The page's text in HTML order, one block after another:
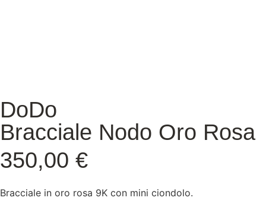
DoDo
Bracciale Nodo Oro Rosa
350,00 €
Bracciale in oro rosa 9K con mini ciondolo.